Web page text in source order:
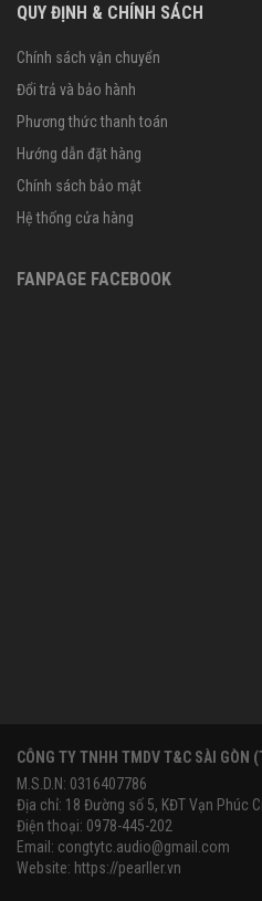
QUY ĐỊNH & CHÍNH SÁCH
Chính sách vận chuyển
Đổi trả và bảo hành
Phương thức thanh toán
Hướng dẫn đặt hàng
Chính sách bảo mật
Hệ thống cửa hàng
FANPAGE FACEBOOK
CÔNG TY TNHH TMDV T&C SÀI
M.S.D.N: 0316407786
Địa chỉ: 18 Đường số 5, KĐT Vạn Phúc
Điện thoại: 0978-445-202
Email: congtytc.audio@gmail.com
Website: https://pearller.vn